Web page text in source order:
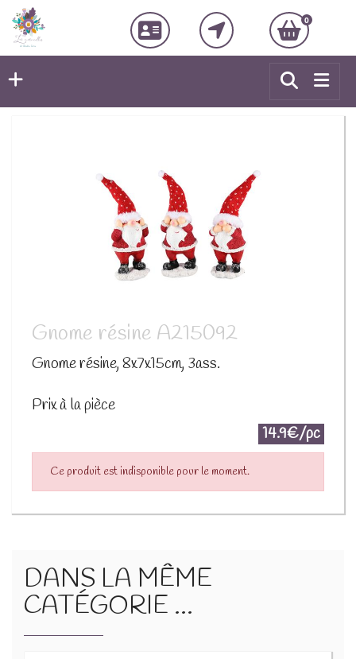
0
Gnome résine A215092
Gnome résine, 8x7x15cm, 3ass.
Prix à la pièce
14.9€/pc
Ce produit est indisponible pour le moment.
DANS LA MÊME
CATÉGORIE ...